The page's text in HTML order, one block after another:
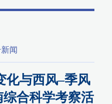
闻
化与西风–季风
合科学考察活